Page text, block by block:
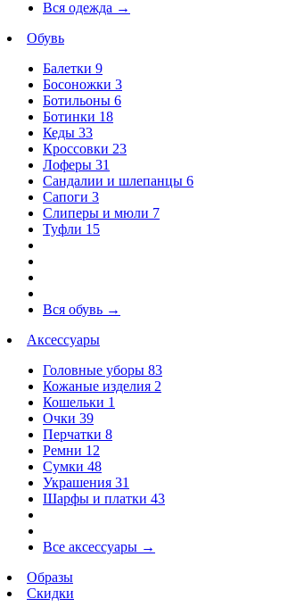
Вся одежда →
Обувь
Балетки 9
Босоножки 3
Ботильоны 6
Ботинки 18
Кеды 33
Кроссовки 23
Лоферы 31
Сандалии и шлепанцы 6
Сапоги 3
Слиперы и мюли 7
Туфли 15
Вся обувь →
Аксессуары
Головные уборы 83
Кожаные изделия 2
Кошельки 1
Очки 39
Перчатки 8
Ремни 12
Сумки 48
Украшения 31
Шарфы и платки 43
Все аксессуары →
Образы
Скидки